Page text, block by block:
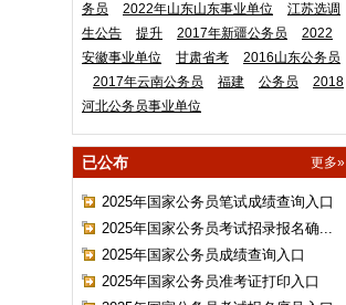
务员
2022年山东山东事业单位
江苏选调
生公告
提升 2017年新疆公务员
2022
安徽事业单位
甘肃省考
2016山东公务员
2017年云南公务员
福建 公务员
2018
河北公务员事业单位
已公布 更多»
2025年国家公务员笔试成绩查询入口
2025年国家公务员考试招录报名确...
2025年国家公务员成绩查询入口
2025年国家公务员准考证打印入口